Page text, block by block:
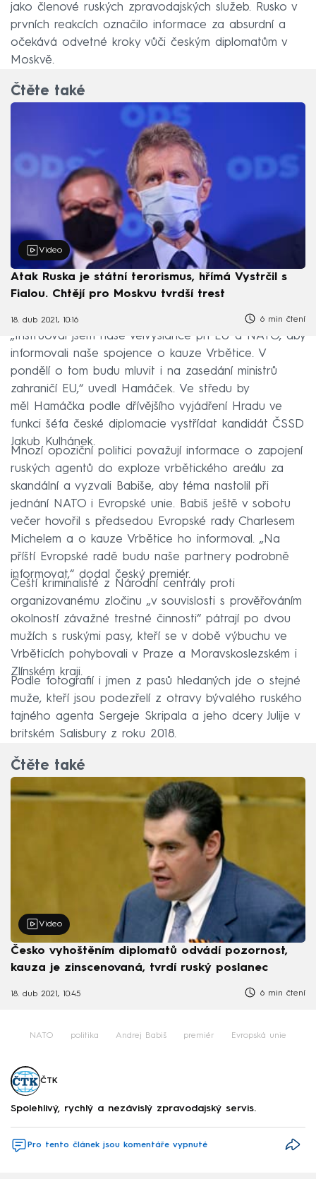
jako členové ruských zpravodajských služeb. Rusko v
prvních reakcích označilo informace za absurdní a
očekává odvetné kroky vůči českým diplomatům v
Moskvě.
Čtěte také
Video
Atak Ruska je státní terorismus, hřímá Vystrčil s
Fialou. Chtějí pro Moskvu tvrdší trest
18. dub 2021, 10:16 6 min čtení
„Instruoval jsem naše velvyslance při EU a NATO, aby
informovali naše spojence o kauze Vrbětice. V
pondělí o tom budu mluvit i na zasedání ministrů
zahraničí EU,“ uvedl Hamáček. Ve středu by
měl Hamáčka podle dřívějšího vyjádření Hradu ve
funkci šéfa české diplomacie vystřídat kandidát ČSSD
Jakub Kulhánek.
Mnozí opoziční politici považují informace o zapojení
ruských agentů do exploze vrbětického areálu za
skandální a vyzvali Babiše, aby téma nastolil při
jednání NATO i Evropské unie. Babiš ještě v sobotu
večer hovořil s předsedou Evropské rady Charlesem
Michelem a o kauze Vrbětice ho informoval. „Na
příští Evropské radě budu naše partnery podrobně
informovat,“ dodal český premiér.
Čeští kriminalisté z Národní centrály proti
organizovanému zločinu „v souvislosti s prověřováním
okolností závažné trestné činnosti“ pátrají po dvou
mužích s ruskými pasy, kteří se v době výbuchu ve
Vrběticích pohybovali v Praze a Moravskoslezském i
Zlínském kraji.
Podle fotografií i jmen z pasů hledaných jde o stejné
muže, kteří jsou podezřelí z otravy bývalého ruského
tajného agenta Sergeje Skripala a jeho dcery Julije v
britském Salisbury z roku 2018.
Čtěte také
Video
Česko vyhoštěním diplomatů odvádí pozornost,
kauza je zinscenovaná, tvrdí ruský poslanec
18. dub 2021, 10:45 6 min čtení
NATO politika Andrej Babiš premiér Evropská unie
ČTK
Spolehlivý, rychlý a nezávislý zpravodajský servis.
Pro tento článek jsou komentáře vypnuté